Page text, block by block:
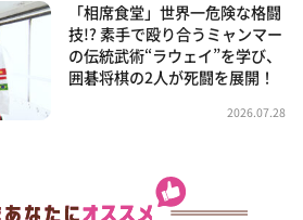
「相席食堂」世界一危険な格闘
技!? 素手で殴り合うミャンマー
の伝統武術“ラウェイ”を学び、
囲碁将棋の2人が死闘を展開！
2026.07.28